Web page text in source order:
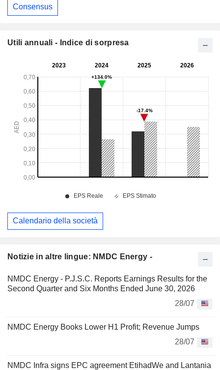
Notizie in altre lingue: NMDC Energy -
NMDC Energy - P.J.S.C. Reports Earnings Results for the
Second Quarter and Six Months Ended June 30, 2026
28/07
NMDC Energy Books Lower H1 Profit; Revenue Jumps
28/07
NMDC Infra signs EPC agreement EtihadWe and Lantania
Consensus
Utili annuali - Indice di sorpresa
Calendario della società